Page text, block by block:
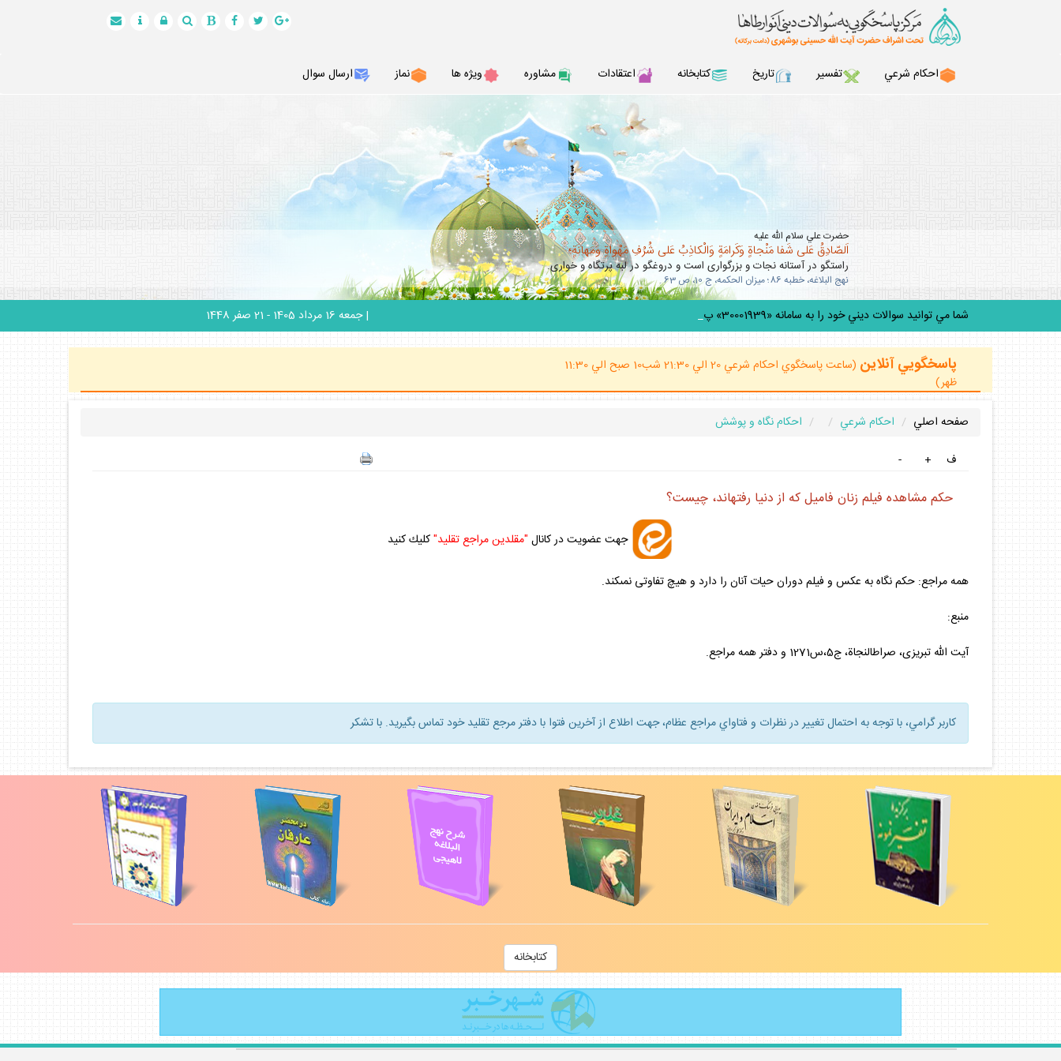
احكام شرعي تفسير تاريخ كتابخانه اعتقادات مشاوره ويژه ها نماز ارسال سوال
حضرت علي سلام الله عليه
اَلصّادِقُ عَلى شَفا مَنْجاةٍ وَكَرامَةٍ وَالْكاذِبُ عَلى شُرُفِ مَهْواةٍ وَمَهانَةٍ؛
راستگو در آستانه نجات و بزرگوارى است و دروغگو در لبه پرتگاه و خوارى.
نهج البلاغه، خطبه 86؛ ميزان الحكمه، ج 10، ص 63 .
شما مي توانيد سوالات ديني خود را به سامانه «30001939» پيامك | جمعه 16 مرداد 1405 - 21 صفر 1448
پاسخگويي آنلاين
(ساعت پاسخگوي احكام شرعي 20 الي 21:30 شب10 صبح الي 11:30
ظهر)
صفحه اصلي احكام شرعي
احكام نگاه و پوشش
ف
+
-
حكم مشاهده فيلم زنان فاميل كه از دنيا رفته‏اند، چيست؟
جهت عضويت در كانال "مقلدين مراجع تقليد"كليك كنيد
همه مراجع: حكم نگاه به عكس و فيلم دوران حيات آنان را دارد و هيچ تفاوتى نمى‏كند.
منبع:
آيت اللّه تبريزى، صراطالنجاة، ج‏5،س‏1271 و دفتر همه مراجع.
كاربر گرامي، با توجه به احتمال تغيير در نظرات و فتاواي مراجع عظام، جهت اطلاع از آخرين فتوا با دفتر مرجع تقليد خود تماس بگيريد. با تشكر
كتابخانه